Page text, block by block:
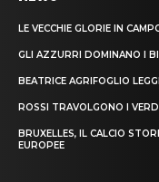
LE VECCHIE GLORIE IN
GLI AZZURRI DOMINANO I
BEATRICE AGRIFOGLIO
ROSSI TRAVOLGONO I
BRUXELLES, IL CALCIO
EUROPEE